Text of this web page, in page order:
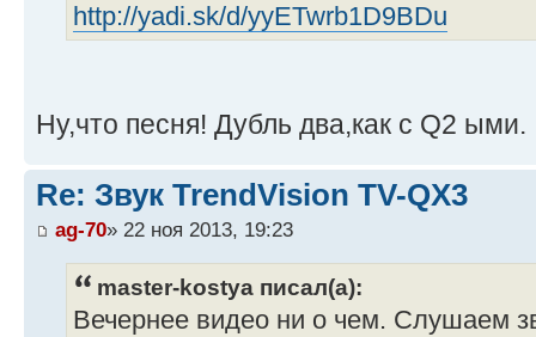
http://yadi.sk/d/yyETwrb1D9BDu
Ну,что песня! Дубль два,как с Q2 ыми.
Re: Звук TrendVision TV-QX3
ag-70» 22 ноя 2013, 19:23
master-kostya писал(а):
Вечернее видео ни о чем. Слушаем